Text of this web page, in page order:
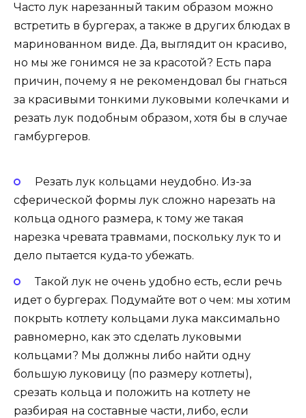
Часто лук нарезанный таким образом можно
встретить в бургерах, а также в других блюдах в
маринованном виде. Да, выглядит он красиво,
но мы же гонимся не за красотой? Есть пара
причин, почему я не рекомендовал бы гнаться
за красивыми тонкими луковыми колечками и
резать лук подобным образом, хотя бы в случае
гамбургеров.
Резать лук кольцами неудобно. Из-за
сферической формы лук сложно нарезать на
кольца одного размера, к тому же такая
нарезка чревата травмами, поскольку лук то и
дело пытается куда-то убежать.
Такой лук не очень удобно есть, если речь
идет о бургерах. Подумайте вот о чем: мы хотим
покрыть котлету кольцами лука максимально
равномерно, как это сделать луковыми
кольцами? Мы должны либо найти одну
большую луковицу (по размеру котлеты),
срезать кольца и положить на котлету не
разбирая на составные части, либо, если